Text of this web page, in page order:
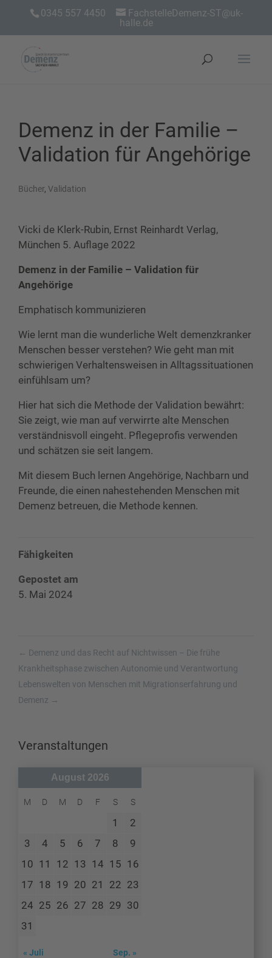
0345 557 4450
FachstelleDemenz-ST@uk-
halle.de
Demenz in der Familie –
Validation für Angehörige
Bücher, Validation
Vicki de Klerk-Rubin, Ernst Reinhardt Verlag,
München 5. Auflage 2022
Demenz in der Familie – Validation für
Angehörige
Emphatisch kommunizieren
Wie lernt man die wunderliche Welt demenzkranker
Menschen besser verstehen? Wie geht man mit
schwierigen Verhaltensweisen in Alltagssituationen
einfühlsam um?
Hier hat sich die Methode der Validation bewährt:
Sie zeigt, wie man auf verwirrte alte Menschen
verständnisvoll eingeht. Pflegeprofis verwenden
und schätzen sie seit langem.
Mit diesem Buch lernen Angehörige, Nachbarn und
Freunde, die einen nahestehenden Menschen mit
Demenz betreuen, die Methode kennen.
Fähigkeiten
Gepostet am
5. Mai 2024
← Demenz und das Recht auf Nichtwissen – Die frühe
Krankheitsphase zwischen Autonomie und Verantwortung
Lebenswelten von Menschen mit Migrationserfahrung und
Demenz →
Veranstaltungen
August 2026
M D M D F S S
1
2
3
4 5 6 7 8
9
10 11 12 13 14 15 16
17 18 19 20 21 22 23
24 25 26 27 28 29 30
31
« Juli Sep. »